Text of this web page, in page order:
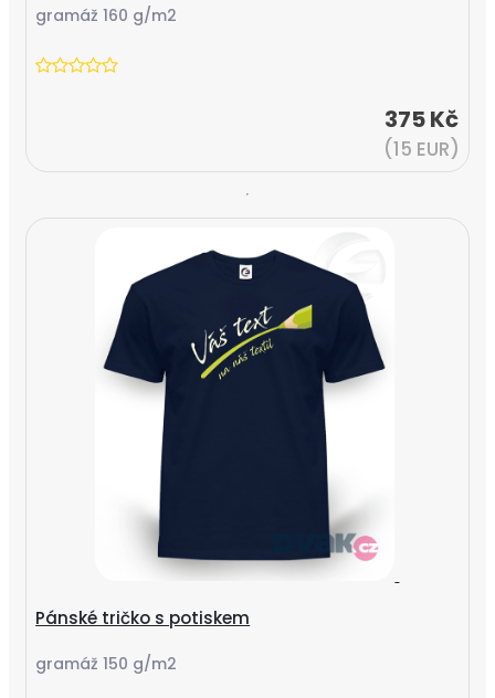
gramáž 160 g/m2
375 Kč
(15 EUR)
Pánské tričko s potiskem
gramáž 150 g/m2